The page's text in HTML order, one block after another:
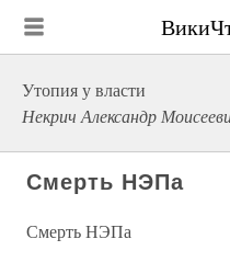
Утопия у власти
Некрич Александр
Смерть НЭПа
Смерть НЭПа